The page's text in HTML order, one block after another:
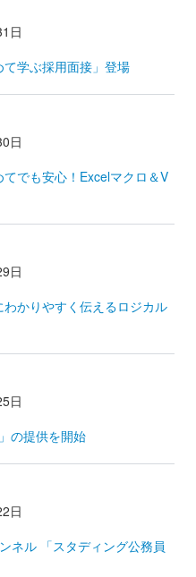
日
て学ぶ採用面接」登場
日
てでも安心！Excelマクロ＆V
日
わかりやすく伝えるロジカル
日
の提供を開始
日
ネル 「スタディング公務員